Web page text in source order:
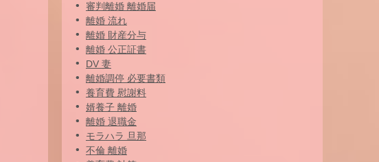
審判離婚 離婚届
離婚 流れ
離婚 財産分与
離婚 公正証書
DV 妻
離婚調停 必要書類
養育費 慰謝料
婿養子 離婚
離婚 退職金
モラハラ 旦那
不倫 離婚